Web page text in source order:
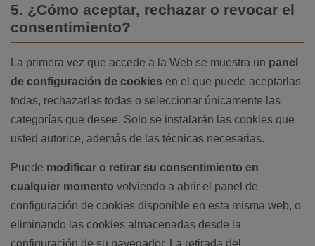
5. ¿Cómo aceptar, rechazar o revocar el
consentimiento?
La primera vez que accede a la Web se muestra un panel
de configuración de cookies en el que puede aceptarlas
todas, rechazarlas todas o seleccionar únicamente las
categorías que desee. Solo se instalarán las cookies que
usted autorice, además de las técnicas necesarias.
Puede modificar o retirar su consentimiento en
cualquier momento volviendo a abrir el panel de
configuración de cookies disponible en esta misma web, o
eliminando las cookies almacenadas desde la
configuración de su navegador. La retirada del